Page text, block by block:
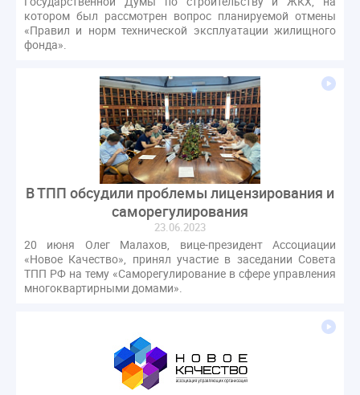
котором был рассмотрен вопрос планируемой отмены
«Правил и норм технической эксплуатации жилищного
фонда».
В ТПП обсудили проблемы лицензирования и
саморегулирования
23.06.2023
20 июня Олег Малахов, вице-президент Ассоциации
«Новое Качество», принял участие в заседании Совета
ТПП РФ на тему «Саморегулирование в сфере управления
многоквартирными домами».